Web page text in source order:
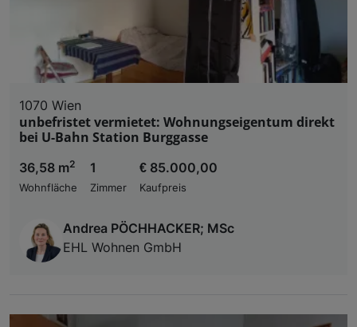
1070 Wien
unbefristet vermietet: Wohnungseigentum direkt
bei U-Bahn Station Burggasse
36,58 m2
Wohnfläche
1
Zimmer
€ 85.000,00
Kaufpreis
Andrea PÖCHHACKER; MSc
EHL Wohnen GmbH